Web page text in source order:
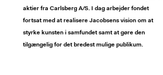
aktier fra Carlsberg A/S. I dag arbejder fondet
fortsat med at realisere Jacobsens vision om at
styrke kunsten i samfundet samt at gøre den
tilgængelig for det bredest mulige publikum.